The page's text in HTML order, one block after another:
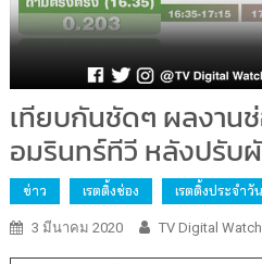
เทียบกันชัดๆ ผลงาน
อมรินทร์ทีวี หลังปรับ
ข่าว เรตติ้งช่อง เรตติ้งประจำวัน
3 มีนาคม 2020 TV Digital Watch